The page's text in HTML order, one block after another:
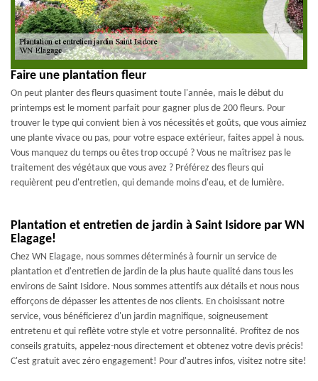
Faire une plantation fleur
On peut planter des fleurs quasiment toute l'année, mais le début du
printemps est le moment parfait pour gagner plus de 200 fleurs. Pour
trouver le type qui convient bien à vos nécessités et goûts, que vous aimiez
une plante vivace ou pas, pour votre espace extérieur, faites appel à nous.
Vous manquez du temps ou êtes trop occupé ? Vous ne maîtrisez pas le
traitement des végétaux que vous avez ? Préférez des fleurs qui
requièrent peu d'entretien, qui demande moins d'eau, et de lumière.
Plantation et entretien de jardin à Saint Isidore par WN
Elagage!
Chez WN Elagage, nous sommes déterminés à fournir un service de
plantation et d'entretien de jardin de la plus haute qualité dans tous les
environs de Saint Isidore. Nous sommes attentifs aux détails et nous nous
efforçons de dépasser les attentes de nos clients. En choisissant notre
service, vous bénéficierez d'un jardin magnifique, soigneusement
entretenu et qui reflète votre style et votre personnalité. Profitez de nos
conseils gratuits, appelez-nous directement et obtenez votre devis précis!
C'est gratuit avec zéro engagement! Pour d'autres infos, visitez notre site!